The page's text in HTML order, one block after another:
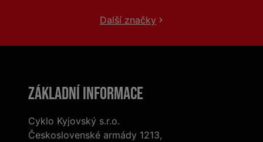
Další značky
Základní informace
Cyklo Kyjovský s.r.o.
Československé armády 1213,